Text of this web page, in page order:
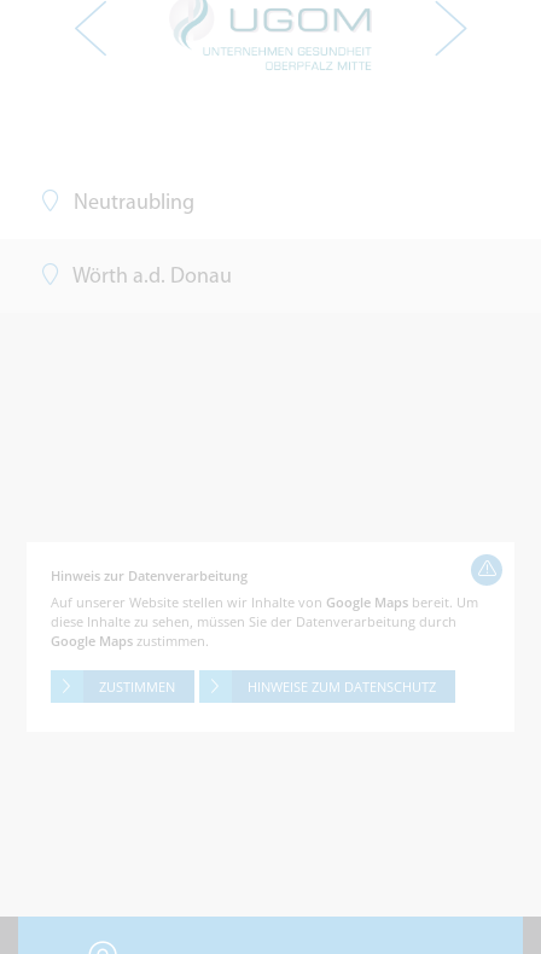
Neutraubling
Wörth a.d. Donau
Hinweis zur Datenverarbeitung
Auf unserer Website stellen wir Inhalte von Google Maps bereit. Um
diese Inhalte zu sehen, müssen Sie der Datenverarbeitung durch
Google Maps zustimmen.
ZUSTIMMEN HINWEISE ZUM DATENSCHUTZ